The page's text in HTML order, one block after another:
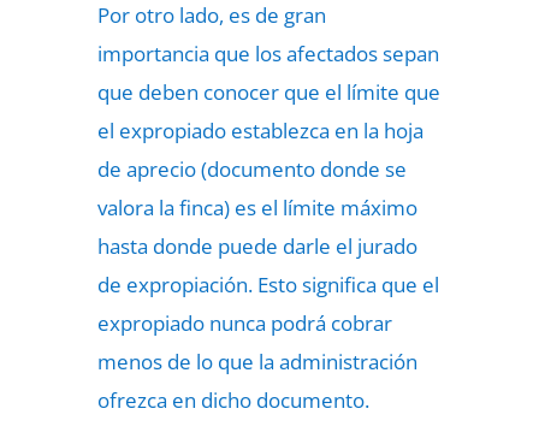
Por otro lado, es de gran
importancia que los afectados sepan
que deben conocer que el límite que
el expropiado establezca en la hoja
de aprecio (documento donde se
valora la finca) es el límite máximo
hasta donde puede darle el jurado
de expropiación. Esto significa que el
expropiado nunca podrá cobrar
menos de lo que la administración
ofrezca en dicho documento.